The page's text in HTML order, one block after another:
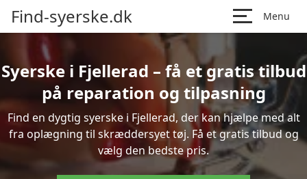
Find-syerske.dk Menu
Syerske i Fjellerad – få et gratis tilbud
på reparation og tilpasning
Find en dygtig syerske i Fjellerad, der kan hjælpe med alt
fra oplægning til skræddersyet tøj. Få et gratis tilbud og
vælg den bedste pris.